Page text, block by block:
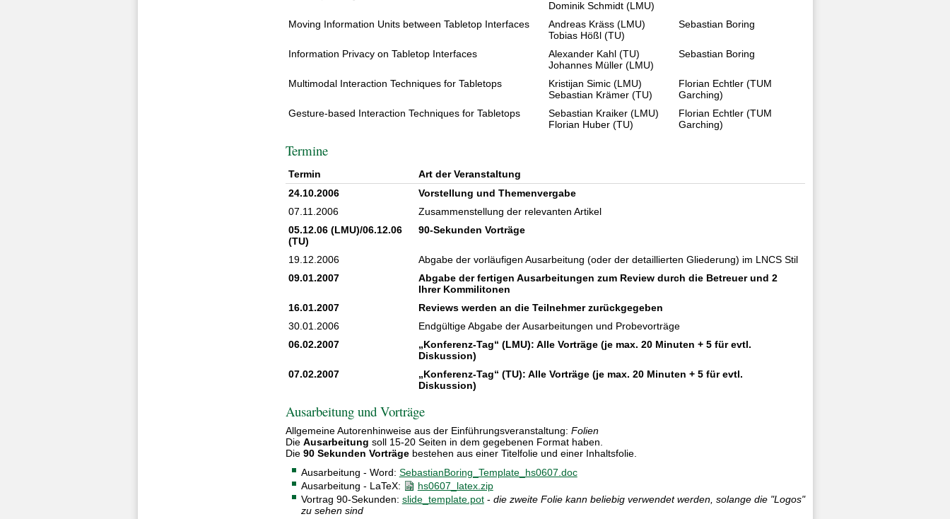
Dominik Schmidt (LMU)
Moving Information Units between Tabletop Interfaces
Andreas Kräss (LMU)
Tobias Hößl (TU)
Sebastian Boring
Information Privacy on Tabletop Interfaces
Alexander Kahl (TU)
Johannes Müller (LMU)
Sebastian Boring
Multimodal Interaction Techniques for Tabletops
Kristijan Simic (LMU)
Sebastian Krämer (TU)
Florian Echtler (TUM
Garching)
Gesture-based Interaction Techniques for Tabletops
Sebastian Kraiker (LMU)
Florian Huber (TU)
Florian Echtler (TUM
Garching)
Termine
Termin
Art der Veranstaltung
24.10.2006
Vorstellung und Themenvergabe
07.11.2006
Zusammenstellung der relevanten Artikel
05.12.06 (LMU)/06.12.06
(TU)
90-Sekunden Vorträge
19.12.2006
Abgabe der vorläufigen Ausarbeitung (oder der detaillierten Gliederung) im LNCS Stil
09.01.2007
Abgabe der fertigen Ausarbeitungen zum Review durch die Betreuer und 2
Ihrer Kommilitonen
16.01.2007
Reviews werden an die Teilnehmer zurückgegeben
30.01.2006
Endgültige Abgabe der Ausarbeitungen und Probevorträge
06.02.2007
„Konferenz-Tag“ (LMU): Alle Vorträge (je max. 20 Minuten + 5 für evtl.
Diskussion)
07.02.2007
„Konferenz-Tag“ (TU): Alle Vorträge (je max. 20 Minuten + 5 für evtl.
Diskussion)
Ausarbeitung und Vorträge
Allgemeine Autorenhinweise aus der Einführungsveranstaltung:Folien
DieAusarbeitung soll 15-20 Seiten in dem gegebenen Format haben.
Die90 Sekunden Vorträge bestehen aus einer Titelfolie und einer Inhaltsfolie.
Ausarbeitung - Word: SebastianBoring_Template_hs0607.doc
Ausarbeitung - LaTeX:
hs0607_latex.zip
Vortrag 90-Sekunden: slide_template.pot- die zweite Folie kann beliebig verwendet werden, solange die "Logos"
zu sehen sind